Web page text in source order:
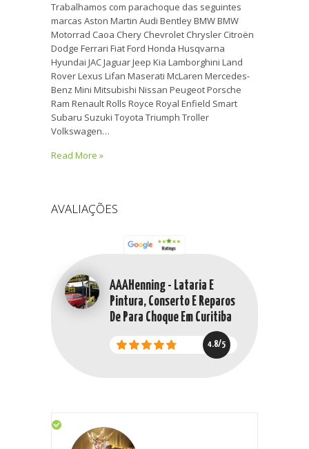
Trabalhamos com parachoque das seguintes
marcas Aston Martin Audi Bentley BMW BMW
Motorrad Caoa Chery Chevrolet Chrysler Citroën
Dodge Ferrari Fiat Ford Honda Husqvarna
Hyundai JAC Jaguar Jeep Kia Lamborghini Land
Rover Lexus Lifan Maserati McLaren Mercedes-
Benz Mini Mitsubishi Nissan Peugeot Porsche
Ram Renault Rolls Royce Royal Enfield Smart
Subaru Suzuki Toyota Triumph Troller
Volkswagen…
Read More »
AVALIAÇÕES
AAAHenning - Lataria E
Pintura, Conserto E Reparos
De Para Choque Em Curitiba
4.8/5